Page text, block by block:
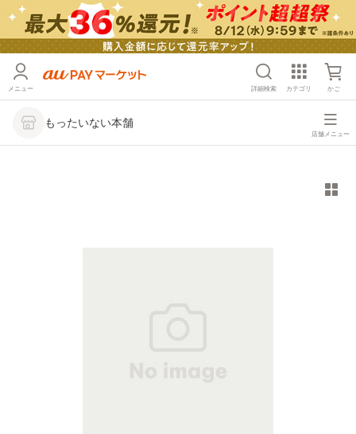
メニュー 詳細検索 カテゴリ かご
もったいない本舗
店舗メニュー